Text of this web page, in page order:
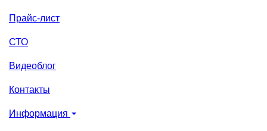
Прайс-лист
СТО
Видеоблог
Контакты
Информация